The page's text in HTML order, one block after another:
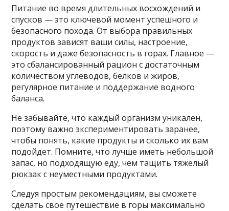
Питание во время длительных восхождений и
спусков — это ключевой момент успешного и
безопасного похода. От выбора правильных
продуктов зависят ваши силы, настроение,
скорость и даже безопасность в горах. Главное —
это сбалансированный рацион с достаточным
количеством углеводов, белков и жиров,
регулярное питание и поддержание водного
баланса.
Не забывайте, что каждый организм уникален,
поэтому важно экспериментировать заранее,
чтобы понять, какие продукты и сколько их вам
подойдет. Помните, что лучше иметь небольшой
запас, но подходящую еду, чем тащить тяжелый
рюкзак с неуместными продуктами.
Следуя простым рекомендациям, вы сможете
сделать свое путешествие в горы максимально